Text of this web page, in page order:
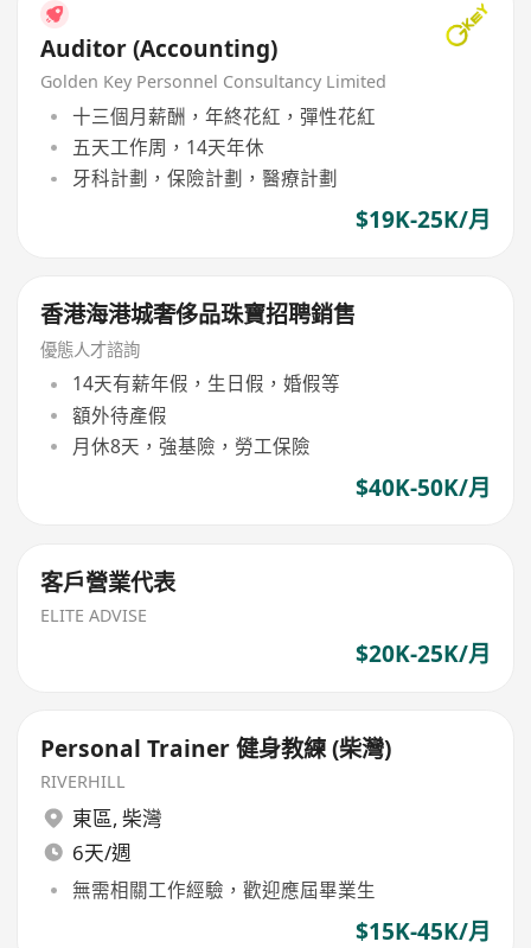
Auditor (Accounting)
Golden Key Personnel Consultancy Limited
十三個月薪酬，年終花紅，彈性花紅
五天工作周，14天年休
牙科計劃，保險計劃，醫療計劃
$19K-25K/月
香港海港城奢侈品珠寶招聘銷售
優態人才諮詢
14天有薪年假，生日假，婚假等
額外待產假
月休8天，強基險，勞工保險
$40K-50K/月
客戶營業代表
ELITE ADVISE
$20K-25K/月
Personal Trainer 健身教練 (柴灣)
RIVERHILL
東區, 柴灣
6天/週
無需相關工作經驗，歡迎應屆畢業生
$15K-45K/月